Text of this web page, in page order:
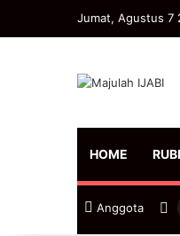
Jumat, Agustus 7
HOME
Anggota